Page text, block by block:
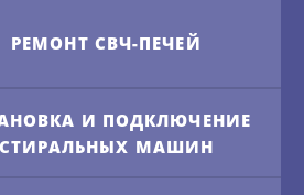
РЕМОНТ СВЧ-ПЕЧЕЙ
И ПОДКЛЮЧЕНИЕ
СТИРАЛЬНЫХ МАШИН